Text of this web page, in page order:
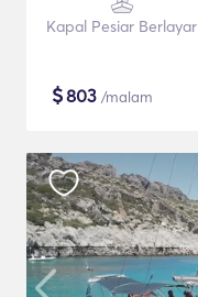
Kapal Pesiar Berlayar
$803 /malam